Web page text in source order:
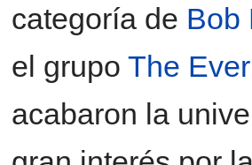
categoría de Bob
el grupo The
acabaron la